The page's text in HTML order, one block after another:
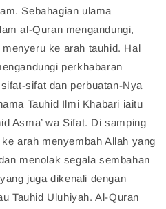
Sebahagian ulama
al-Quran mengandungi,
ke arah tauhid. Hal
perkhabaran
sifat dan perbuatan-Nya
Tauhid Ilmi Khabari iaitu
Asma’ wa Sifat. Di samping
arah menyembah Allah yang
menolak segala sembahan
juga dikenali dengan
Tauhid Uluhiyah. Al-Quran